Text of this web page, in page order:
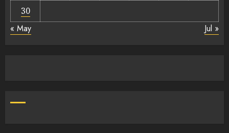
30
« May Jul »